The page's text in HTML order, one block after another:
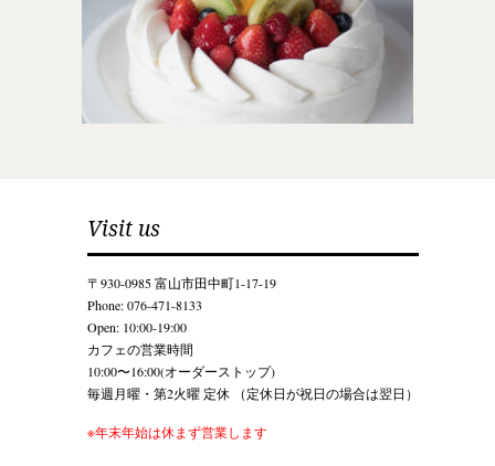
Visit us
〒930-0985 富山市田中町1-17-19
Phone: 076-471-8133
Open: 10:00-19:00
カフェの営業時間
10:00〜16:00(オーダーストップ)
毎週月曜・第2火曜 定休 （定休日が祝日の場合は翌日）
※年末年始は休まず営業します